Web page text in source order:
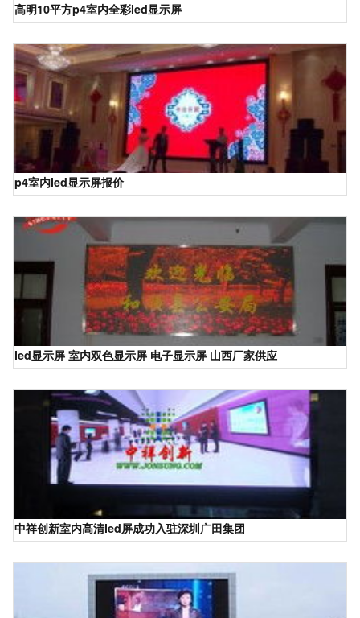
高明10平方p4室内全彩led显示屏
p4室内led显示屏报价
led显示屏 室内双色显示屏 电子显示屏 山西厂家供应
中祥创新室内高清led屏成功入驻深圳广田集团